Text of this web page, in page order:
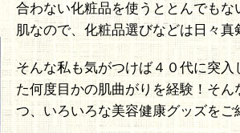
合わない化粧品を使うととんでもな
肌なので、化粧品選びなどは日々真
そんな私も気がつけば４０代に突入
た何度目かの肌曲がりを経験！そん
つ、いろいろな美容健康グッズをご